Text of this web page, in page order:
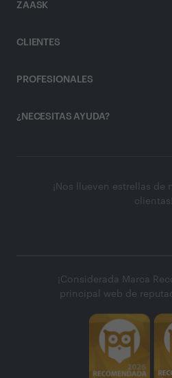
ZAASK
CLIENTES
PROFESIONALES
¿NECESITAS AYUDA?
¡Nos llueven estrellas de
clientas!
¡Considerada Marca
principal web de